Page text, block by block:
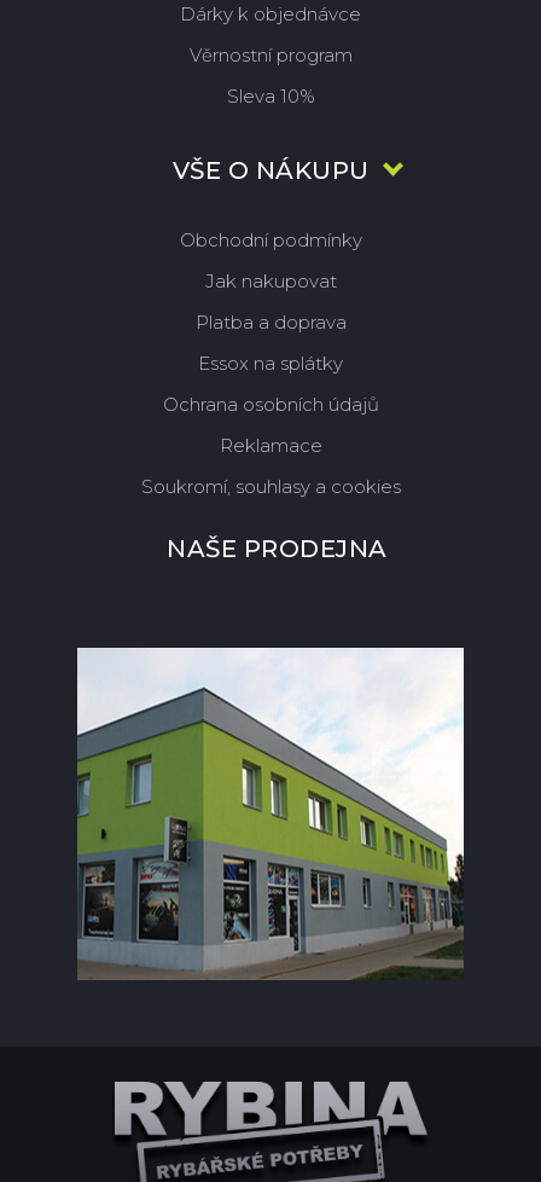
Dárky k objednávce
Věrnostní program
Sleva 10%
VŠE O NÁKUPU
Obchodní podmínky
Jak nakupovat
Platba a doprava
Essox na splátky
Ochrana osobních údajů
Reklamace
Soukromí, souhlasy a cookies
NAŠE PRODEJNA